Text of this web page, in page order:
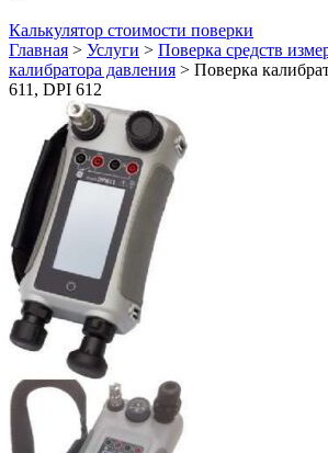
Калькулятор стоимости поверки
Главная > Услуги > Поверка средств
калибратора давления > Поверка
611, DPI 612